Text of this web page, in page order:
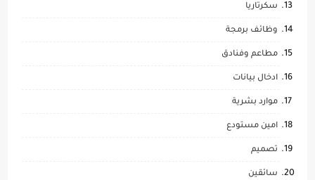
سكرتاريا
وظائف برمجة
مطاعم وفنادق
ادخال بيانات
موارد بشرية
امين مستودع
تصميم
سائقين